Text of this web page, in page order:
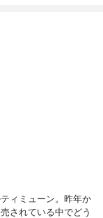
ィミューン。昨年か
されている中でどう